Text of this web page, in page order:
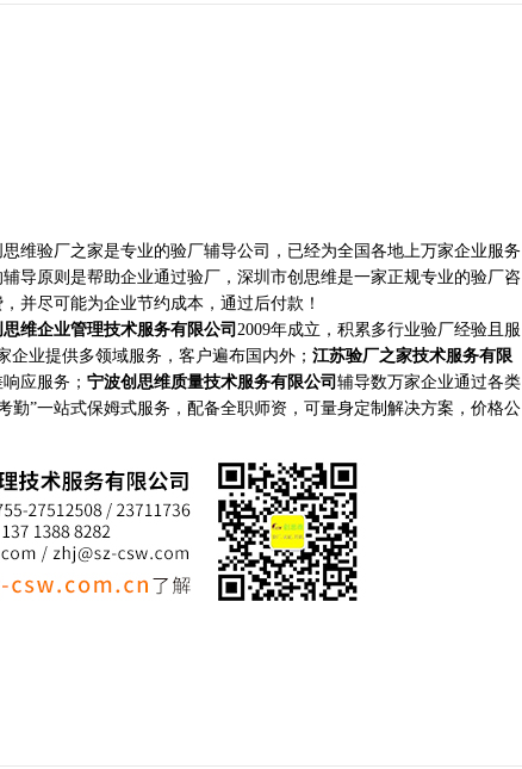
验厂之家是专业的验厂辅导公司，已经为全国各地上万家企业服务
导原则是帮助企业通过验厂，深圳市创思维是一家正规专业的验厂咨
并尽可能为企业节约成本，通过后付款！
维企业管理技术服务有限公司 2009年成立，积累多行业验厂经验且服
企业提供多领域服务，客户遍布国内外； 江苏验厂之家技术服务有限
应服务； 宁波创思维质量技术服务有限公司 辅导数万家企业通过各类
勤”一站式保姆式服务，配备全职师资，可量身定制解决方案，价格公